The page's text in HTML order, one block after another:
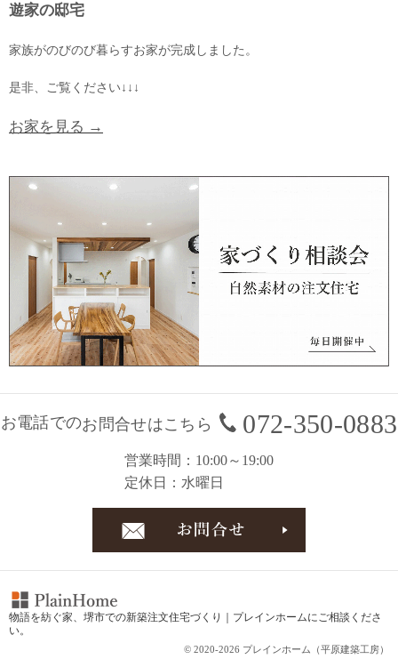
遊家の邸宅
家族がのびのび暮らすお家が完成しました。
是非、ご覧ください↓↓↓
お家を見る →
お電話でのお問合せはこちら 072-350-0883
営業時間
10:00～19:00
定休日
水曜日
© 2020-2026 プレインホーム（平原建築工房）
物語を紡ぐ家、 堺市での新築注文住宅づくり｜プレインホームにご相談くださ
い。